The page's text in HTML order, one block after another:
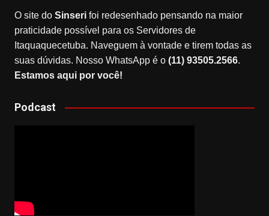
O site do Sinserifoi redesenhado pensando na maior
praticidade possível para os Servidores de
Itaquaquecetuba. Naveguem à vontade e tirem todas as
suas dúvidas. Nosso WhatsApp é o (11) 93505.2566.
Estamos aqui por você!
Podcast